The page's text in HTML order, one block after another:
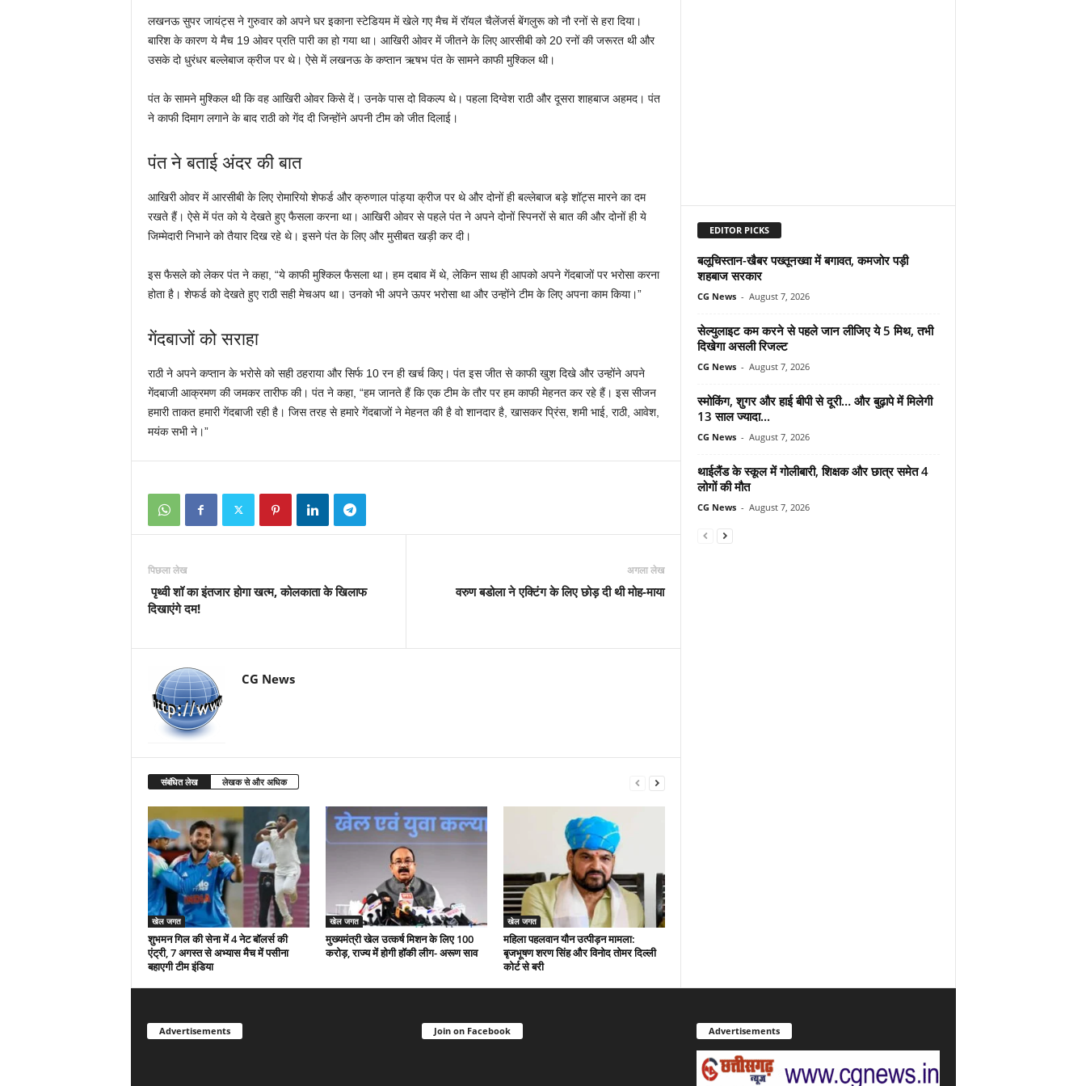
लखनऊ सुपर जायंट्स ने गुरुवार को अपने घर इकाना स्टेडियम में खेले गए मैच में रॉयल चैलेंजर्स बेंगलुरू को नौ रनों से हरा दिया।
बारिश के कारण ये मैच 19 ओवर प्रति पारी का हो गया था। आखिरी ओवर में जीतने के लिए आरसीबी को 20 रनों की जरूरत थी और
उसके दो धुरंधर बल्लेबाज क्रीज पर थे। ऐसे में लखनऊ के कप्तान ऋषभ पंत के सामने काफी मुश्किल थी।
पंत के सामने मुश्किल थी कि वह आखिरी ओवर किसे दें। उनके पास दो विकल्प थे। पहला दिग्वेश राठी और दूसरा शाहबाज अहमद। पंत
ने काफी दिमाग लगाने के बाद राठी को गेंद दी जिन्होंने अपनी टीम को जीत दिलाई।
पंत ने बताई अंदर की बात
आखिरी ओवर में आरसीबी के लिए रोमारियो शेफर्ड और क्रुणाल पांड्या क्रीज पर थे और दोनों ही बल्लेबाज बड़े शॉट्स मारने का दम
रखते हैं। ऐसे में पंत को ये देखते हुए फैसला करना था। आखिरी ओवर से पहले पंत ने अपने दोनों स्पिनरों से बात की और दोनों ही ये
जिम्मेदारी निभाने को तैयार दिख रहे थे। इसने पंत के लिए और मुसीबत खड़ी कर दी।
इस फैसले को लेकर पंत ने कहा, “ये काफी मुश्किल फैसला था। हम दबाव में थे, लेकिन साथ ही आपको अपने गेंदबाजों पर भरोसा करना
होता है। शेफर्ड को देखते हुए राठी सही मेचअप था। उनको भी अपने ऊपर भरोसा था और उन्होंने टीम के लिए अपना काम किया।”
गेंदबाजों को सराहा
राठी ने अपने कप्तान के भरोसे को सही ठहराया और सिर्फ 10 रन ही खर्च किए। पंत इस जीत से काफी खुश दिखे और उन्होंने अपने
गेंदबाजी आक्रमण की जमकर तारीफ की। पंत ने कहा, “हम जानते हैं कि एक टीम के तौर पर हम काफी मेहनत कर रहे हैं। इस सीजन
हमारी ताकत हमारी गेंदबाजी रही है। जिस तरह से हमारे गेंदबाजों ने मेहनत की है वो शानदार है, खासकर प्रिंस, शमी भाई, राठी, आवेश,
मयंक सभी ने।”
पिछला लेख
पृथ्वी शॉ का इंतजार होगा खत्म, कोलकाता के खिलाफ
दिखाएंगे दम!
अगला लेख
वरुण बडोला ने एक्टिंग के लिए छोड़ दी थी मोह-माया
CG News
संबंधित लेख लेखक से और अधिक
खेल जगत
शुभमन गिल की सेना में 4 नेट बॉलर्स की
एंट्री, 7 अगस्त से अभ्यास मैच में पसीना
बहाएगी टीम इंडिया
खेल जगत
मुख्यमंत्री खेल उत्कर्ष मिशन के लिए 100
करोड़, राज्य में होगी हॉकी लीग- अरूण साव
खेल जगत
महिला पहलवान यौन उत्पीड़न मामला:
बृजभूषण शरण सिंह और विनोद तोमर दिल्ली
कोर्ट से बरी
EDITOR PICKS
बलूचिस्तान-खैबर पख्तूनख्वा में बगावत, कमजोर पड़ी
शहबाज सरकार
CG News - August 7, 2026
सेल्युलाइट कम करने से पहले जान लीजिए ये 5 मिथ, तभी
दिखेगा असली रिजल्ट
CG News - August 7, 2026
स्मोकिंग, शुगर और हाई बीपी से दूरी… और बुढ़ापे में मिलेगी
13 साल ज्यादा...
CG News - August 7, 2026
थाईलैंड के स्कूल में गोलीबारी, शिक्षक और छात्र समेत 4
लोगों की मौत
CG News - August 7, 2026
Advertisements Join on Facebook Advertisements